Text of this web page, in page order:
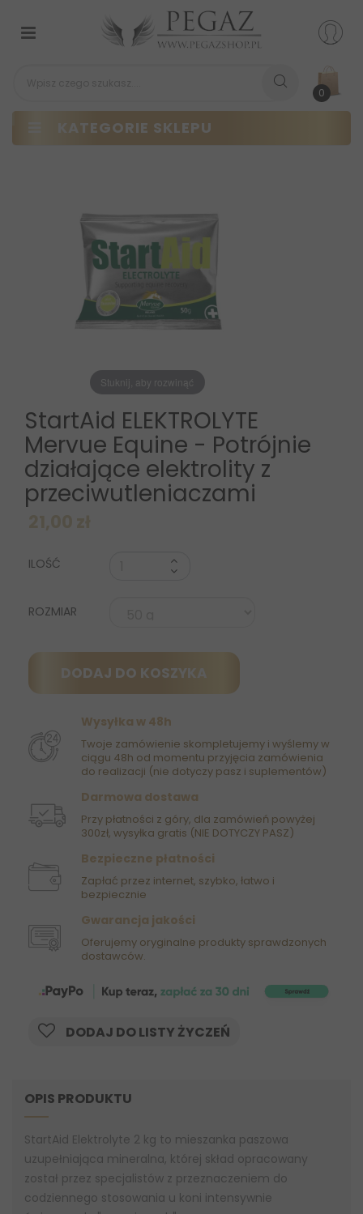
0
KATEGORIE SKLEPU
Przełącz
nawigacji
Stuknij, aby rozwinąć
StartAid ELEKTROLYTE
Mervue Equine - Potrójnie
działające elektrolity z
przeciwutleniaczami
ILOŚĆ
ROZMIAR
DODAJ DO KOSZYKA
Wysyłka w 48h
Twoje zamówienie skompletujemy i wyślemy w
ciągu 48h od momentu przyjęcia zamówienia
do realizacji (nie dotyczy pasz i suplementów)
Darmowa dostawa
Przy płatności z góry, dla zamówień powyżej
300zł, wysyłka gratis (NIE DOTYCZY PASZ)
Bezpieczne płatności
Zapłać przez internet, szybko, łatwo i
bezpiecznie
Gwarancja jakości
Oferujemy oryginalne produkty sprawdzonych
dostawców.
DODAJ DO LISTY ŻYCZEŃ
OPIS PRODUKTU
StartAid Elektrolyte 2 kg to mieszanka paszowa
uzupełniająca mineralna, której skład opracowany
został przez specjalistów z przeznaczeniem do
codziennego stosowania u koni intensywnie